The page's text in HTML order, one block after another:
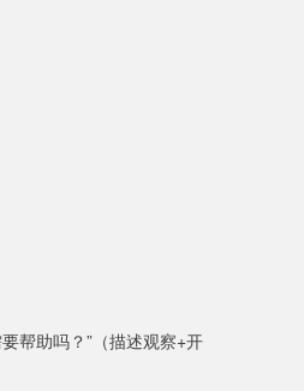
帮助吗？”（描述观察+开